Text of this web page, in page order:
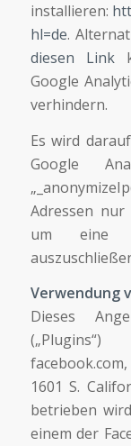
installieren:
hl=de.
diesen Link
Google
verhindern.
Es wird
Google
Adressen
um eine
Verwendung
Dieses
1601 S.
betrieben
einem der